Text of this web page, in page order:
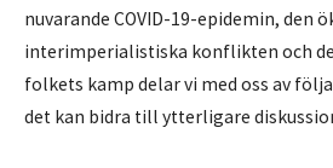
nuvarande COVID-19-epidemin, den
interimperialistiska konflikten och
folkets kamp delar vi med oss av
det kan bidra till ytterligare